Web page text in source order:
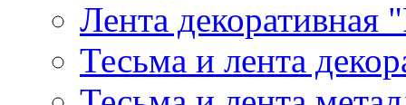
Лента декоративная
Тесьма и лента